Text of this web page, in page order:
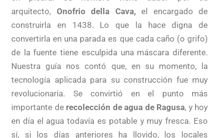
arquitecto, Onofrio della Cava,el encargado de
construirla en 1438. Lo que la hace digna de
convertirla en una parada es que cada caño (o grifo)
de la fuente tiene esculpida una máscara diferente.
Nuestra guía nos contó que, en su momento, la
tecnología aplicada para su construcción fue muy
revolucionaria. Se convirtió en el punto más
importante de recolección de agua de Ragusa, y hoy
en día el agua todavía es potable y muy fresca. Eso
sí, si los días anteriores ha llovido, los locales